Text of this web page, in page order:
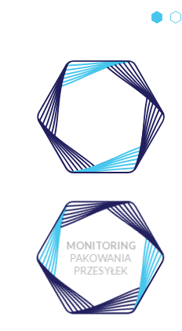
MONITORING
PAKOWANIA
PRZESYŁEK